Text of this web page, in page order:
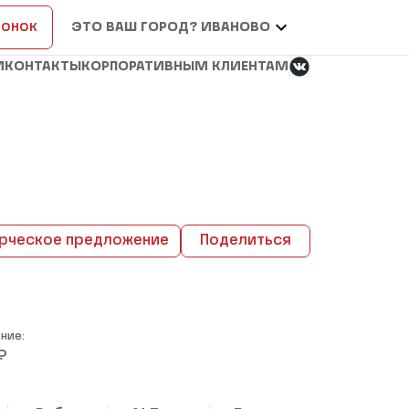
ЭТО ВАШ ГОРОД? ИВАНОВО
КОНТАКТЫ КОРПОРАТИВНЫМ КЛИЕНТАМ
предложение Поделиться